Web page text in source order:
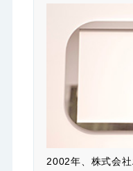
2002年、株式会